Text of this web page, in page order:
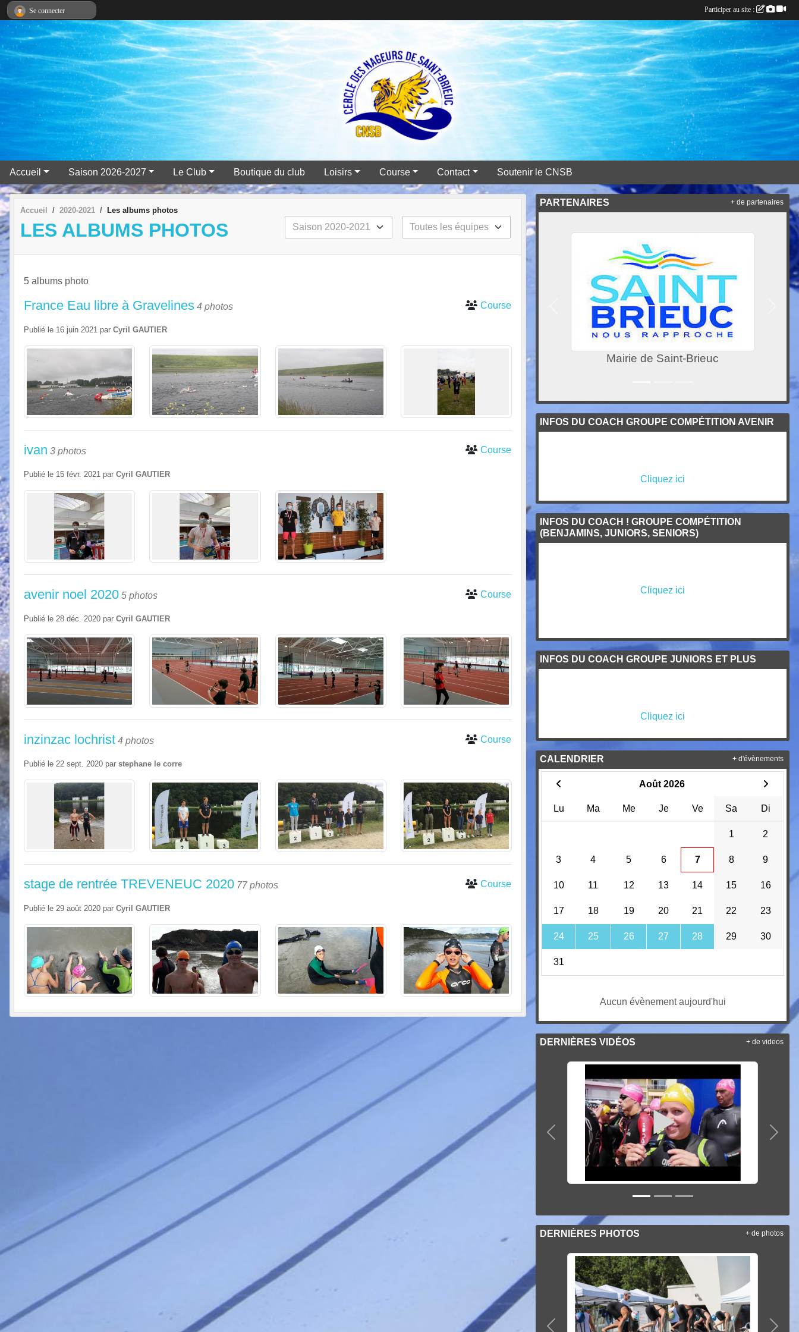
Accueil Saison 2026-2027 Le Club Boutique du club Loisirs Course Contact Soutenir le CNSB
Accueil 2020-2021 Les albums photos
LES ALBUMS PHOTOS
5 albums photo
France Eau libre à Gravelines 4 photos Course
Publié le 16 juin 2021 par Cyril GAUTIER
ivan 3 photos Course
Publié le 15 févr. 2021 par Cyril GAUTIER
avenir noel 2020 5 photos Course
Publié le 28 déc. 2020 par Cyril GAUTIER
inzinzac lochrist 4 photos Course
Publié le 22 sept. 2020 par stephane le corre
stage de rentrée TREVENEUC 2020 77 photos Course
Publié le 29 août 2020 par Cyril GAUTIER
PARTENAIRES
Mairie de Saint-Brieuc
Précedent
+ de partenaires
INFOS DU COACH GROUPE COMPÉTITION AVENIR
Cliquez ici
INFOS DU COACH ! GROUPE COMPÉTITION
(BENJAMINS, JUNIORS, SENIORS)
Cliquez ici
INFOS DU COACH GROUPE JUNIORS ET PLUS
Cliquez ici
CALENDRIER
Août 2026
Lu Ma Me Je Ve Sa Di
1 2
3 4 5 6 7 8 9
10 11 12 13 14 15 16
17 18 19 20 21 22 23
24 25 26 27 28 29 30
31
Aucun évènement aujourd'hui
+ d'évènements
DERNIÈRES VIDÉOS
Précedent
+ de videos
DERNIÈRES PHOTOS + de photos
Se connecter Participer au site :
Panneau de gestion des cookies